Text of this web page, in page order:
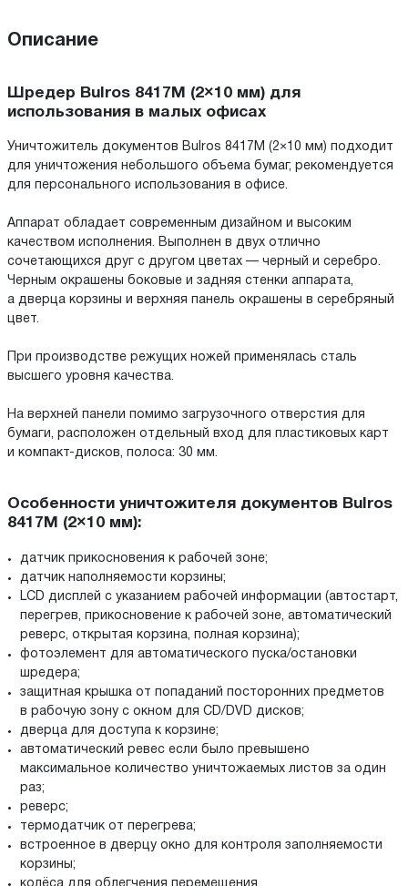
Описание
Шредер Bulros 8417M (2×10 мм) для
использования в малых офисах
Уничтожитель документов Bulros 8417M (2×10 мм) подходит
для уничтожения небольшого объема бумаг, рекомендуется
для персонального использования в офисе.
Аппарат обладает современным дизайном и высоким
качеством исполнения. Выполнен в двух отлично
сочетающихся друг с другом цветах — черный и серебро.
Черным окрашены боковые и задняя стенки аппарата,
а дверца корзины и верхняя панель окрашены в серебряный
цвет.
При производстве режущих ножей применялась сталь
высшего уровня качества.
На верхней панели помимо загрузочного отверстия для
бумаги, расположен отдельный вход для пластиковых карт
и компакт-дисков, полоса: 30 мм.
Особенности уничтожителя документов Bulros
8417M (2×10 мм):
датчик прикосновения к рабочей зоне;
датчик наполняемости корзины;
LCD дисплей с указанием рабочей информации (автостарт,
перегрев, прикосновение к рабочей зоне, автоматический
реверс, открытая корзина, полная корзина);
фотоэлемент для автоматического пуска/остановки
шредера;
защитная крышка от попаданий посторонних предметов
в рабочую зону с окном для CD/DVD дисков;
дверца для доступа к корзине;
автоматический ревеc если было превышено
максимальное количество уничтожаемых листов за один
раз;
реверс;
термодатчик от перегрева;
встроенное в дверцу окно для контроля заполняемости
корзины;
колёса для облегчения перемещения.